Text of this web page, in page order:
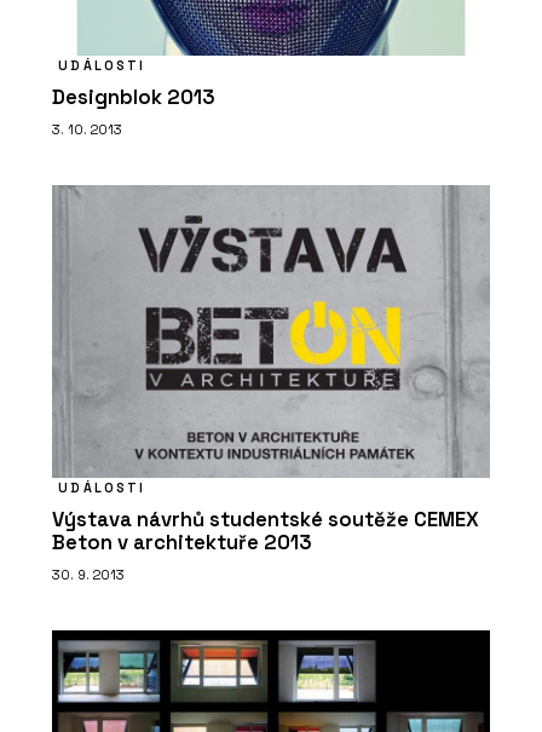
ČLÁNKY
Pergamenka: Nový život
holešovického brownfieldu
LASSELSBERGER (RAKO)
UDÁLOSTI
Designblok 2013
3. 10. 2013
UDÁLOSTI
Výstava návrhů studentské soutěže CEMEX
Beton v architektuře 2013
30. 9. 2013